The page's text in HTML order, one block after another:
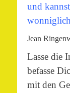
und
Jean
Lasse die
befasse
mit den